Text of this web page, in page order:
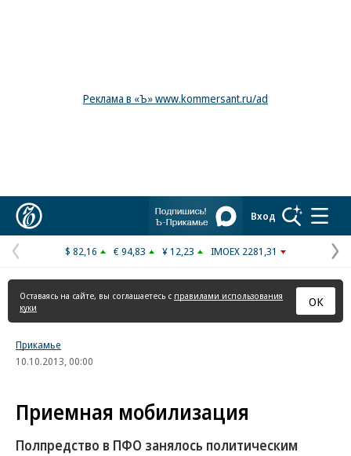
Реклама в «Ъ» www.kommersant.ru/ad
Вход
Предыдущая
страница
$ 82,16 € 94,83 ¥ 12,23 IMOEX 2281,31
Оставаясь на сайте, вы соглашаетесь с правилами использования
куки
ОК
Прикамье
10.10.2013, 00:00
Приемная мобилизация
Полпредство в ПФО занялось политическим